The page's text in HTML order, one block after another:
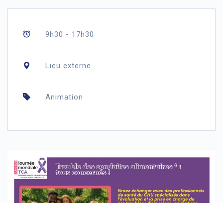
9h30 - 17h30
Lieu externe
Animation